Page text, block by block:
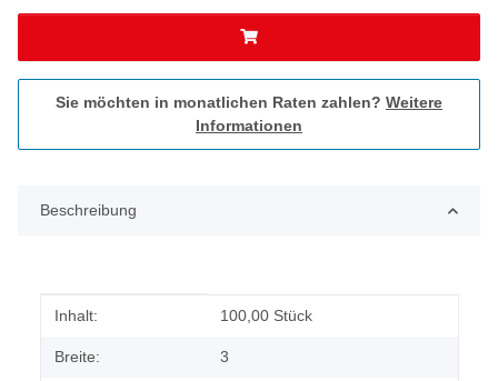
Sie möchten in monatlichen Raten zahlen? Weitere
Informationen
Beschreibung
Produkteigenschaft
Wert
Inhalt: 100,00 Stück
Breite: 3